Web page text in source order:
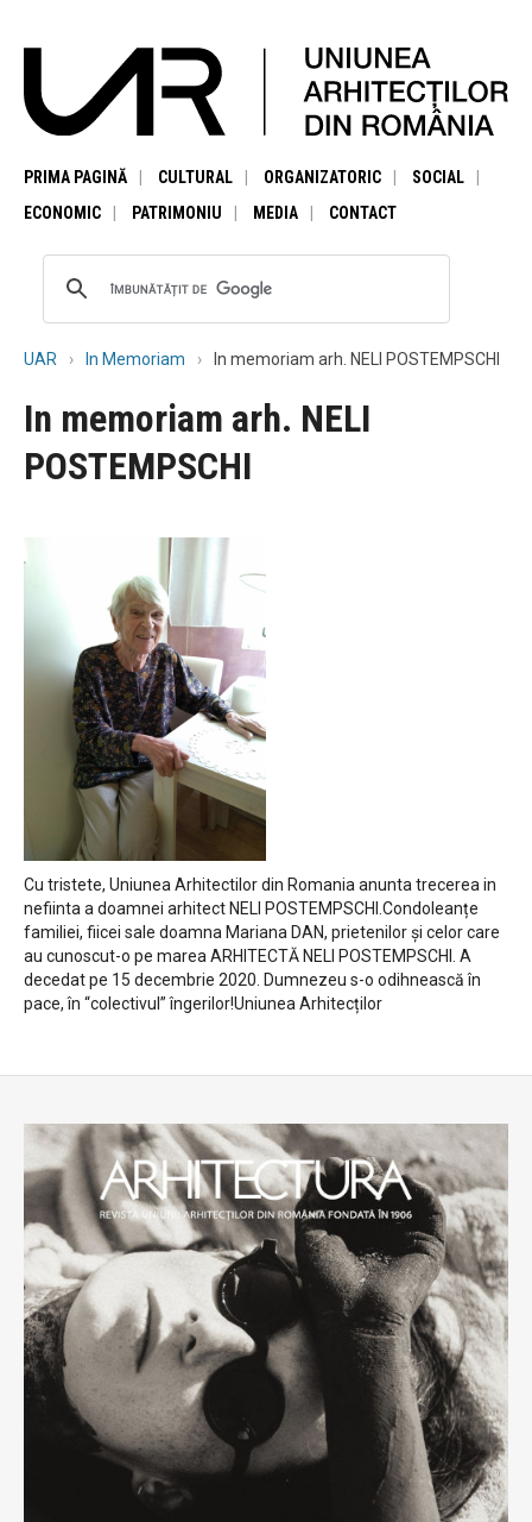
PRIMA PAGINĂ CULTURAL ORGANIZATORIC
SOCIAL
ECONOMIC
PATRIMONIU MEDIA CONTACT
UAR In Memoriam In memoriam arh. NELI POSTEMPSCHI
In memoriam arh. NELI
POSTEMPSCHI
Cu tristete, Uniunea Arhitectilor din Romania anunta trecerea in
nefiinta a doamnei arhitect NELI POSTEMPSCHI.Condoleanțe
familiei, fiicei sale doamna Mariana DAN, prietenilor și celor care
au cunoscut-o pe marea ARHITECTĂ NELI POSTEMPSCHI. A
decedat pe 15 decembrie 2020. Dumnezeu s-o odihnească în
pace, în “colectivul” îngerilor!Uniunea Arhitecților